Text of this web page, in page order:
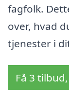
fagfolk.
over, hvad
tjenester i
Få 3